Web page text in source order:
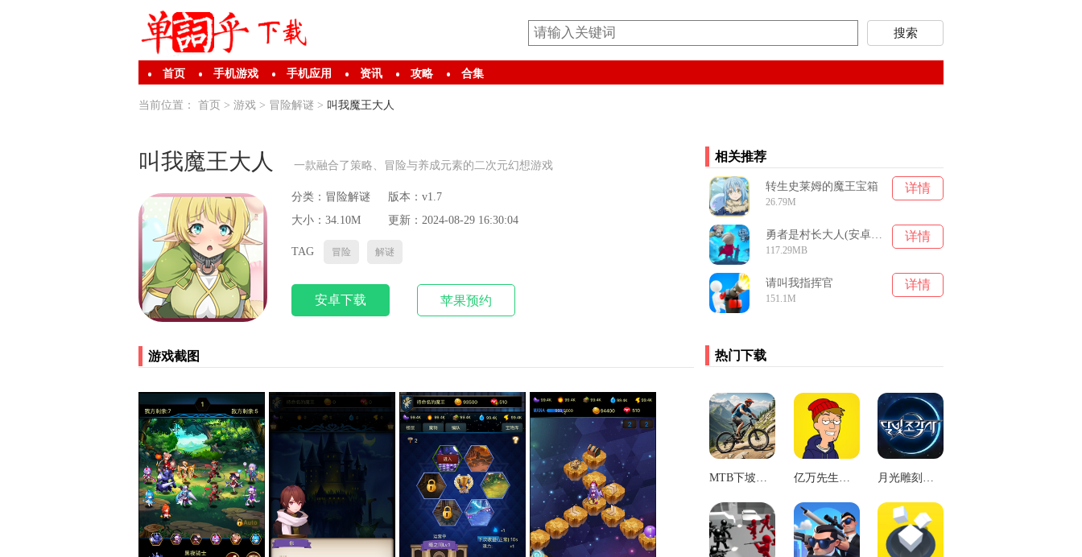
首页 手机游戏 手机应用 资讯 攻略 合集
当前位置： 首页 > 游戏 > 冒险解谜 > 叫我魔王大人
叫我魔王大人 一款融合了策略、冒险与养成元素的二次元幻想游戏
分类： 冒险解谜
版本：v1.7
大小：34.10M
更新：2024-08-29 16:30:04
TAG 冒险 解谜
安卓下载 苹果预约
游戏截图
相关推荐
转生史莱姆的魔王宝箱
26.79M
详情
勇者是村长大人(安卓版)
117.29MB
详情
请叫我指挥官
151.1M
详情
热门下载
MTB下坡山地自行车 亿万先生闲置大亨 月光雕刻师3D